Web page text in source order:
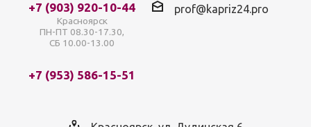
+7 (903) 920-10-44
Красноярск
ПН-ПТ 08.30-17.30,
СБ 10.00-13.00
+7 (953) 586-15-51
prof@kapriz24.pro